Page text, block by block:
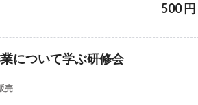
500 円
について学ぶ研修会
売